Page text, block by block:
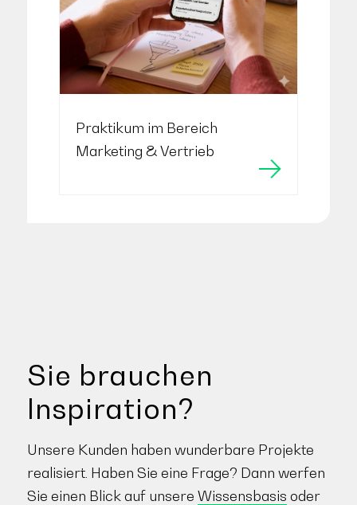
Praktikum im Bereich
Marketing & Vertrieb
Sie brauchen
Inspiration?
Unsere Kunden haben wunderbare Projekte
realisiert. Haben Sie eine Frage? Dann werfen
Sie einen Blick auf unsere Wissensbasis oder